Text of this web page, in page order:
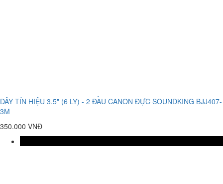
DÂY TÍN HIỆU 3.5" (6 LY) - 2 ĐẦU CANON ĐỰC SOUNDKING BJJ407-
3M
350.000 VNĐ